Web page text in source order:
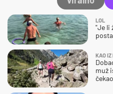
LOL
"Je li
KAO
muž